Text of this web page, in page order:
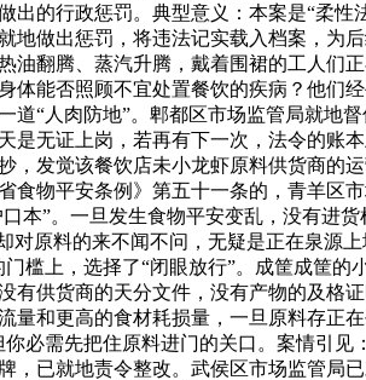
的行政惩罚。典型意义：本案是“柔
地做出惩罚，将违法记实载入档案，为
油翻腾、蒸汽升腾，戴着围裙的工人
体能否照顾不宜处置餐饮的疾病？他
道“人肉防地”。郫都区市场监管局就
无证上岗，若再有下一次，法令的账
，发觉该餐饮店未小龙虾原料供货商
食物平安条例》第五十一条的，青羊
本”。一旦发生食物平安变乱，没有
对原料的来不闻不问，无疑是正在泉
槛上，选择了“闭眼放行”。成筐成筐
有供货商的天分文件，没有产物的及
和更高的食材耗损量，一旦原料存正
必需先把住原料进门的关口。案情引
，已就地责令整改。武侯区市场监管